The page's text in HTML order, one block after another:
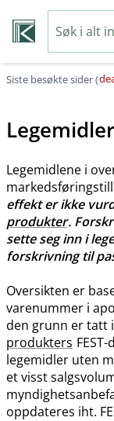
Siste besøkte sider (
Legemidlene i
effekt er ikke
produkter.
sette seg inn i
forskrivning til
Oversikten er
varenummer i
den grunn er tatt
produkters
legemidler uten
et visst
oppdateres iht.